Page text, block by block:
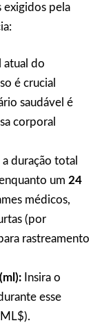
exigidos pela
atual do
é crucial
saudável é
corporal
a duração total
um 24
médicos,
(por
rastreamento
Insira o
esse